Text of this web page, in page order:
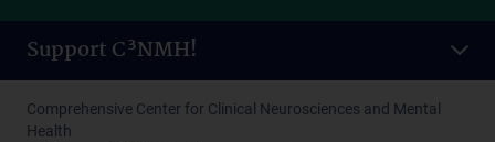
Support C³NMH!
Comprehensive Center for Clinical Neurosciences and Mental
Health